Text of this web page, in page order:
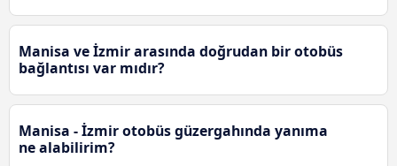
Manisa ve İzmir arasında doğrudan bir otobüs
bağlantısı var mıdır?
Manisa - İzmir otobüs güzergahında yanıma
ne alabilirim?